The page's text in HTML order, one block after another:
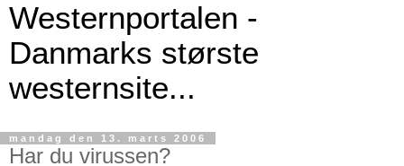
Westernportalen -
Danmarks største
westernsite...
mandag den 13. marts 2006
Har du virussen?